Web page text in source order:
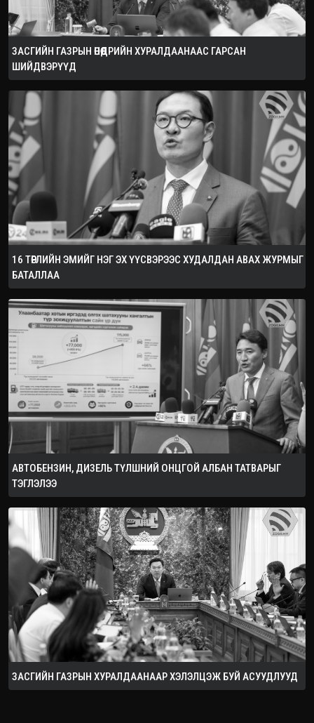
ЗАСГИЙН ГАЗРЫН ӨНӨӨДРИЙН ХУРАЛДААНААС ГАРСАН
ШИЙДВЭРҮҮД
16 ТӨРЛИЙН ЭМИЙГ НЭГ ЭХ ҮҮСВЭРЭЭС ХУДАЛДАН АВАХ ЖУРМЫГ
БАТАЛЛАА
АВТОБЕНЗИН, ДИЗЕЛЬ ТҮЛШНИЙ ОНЦГОЙ АЛБАН ТАТВАРЫГ
ТЭГЛЭЛЭЭ
ЗАСГИЙН ГАЗРЫН ХУРАЛДААНААР ХЭЛЭЛЦЭЖ БУЙ АСУУДЛУУД